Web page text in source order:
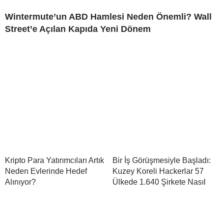
Wintermute’un ABD Hamlesi Neden Önemli? Wall
Street’e Açılan Kapıda Yeni Dönem
Kripto Para Yatırımcıları Artık
Neden Evlerinde Hedef
Alınıyor?
Bir İş Görüşmesiyle Başladı:
Kuzey Koreli Hackerlar 57
Ülkede 1.640 Şirkete Nasıl